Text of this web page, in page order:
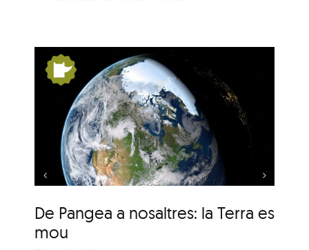
De Pangea a nosaltres: la Terra es
mou
De Pangea a nosaltres:
la Terra es mou